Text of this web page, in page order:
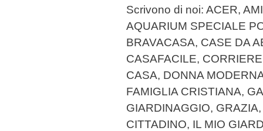
Scrivono di noi: ACER,
AQUARIUM SPECIALE
BRAVACASA, CASE DA
CASAFACILE,
CASA, DONNA
FAMIGLIA CRISTIANA,
GIARDINAGGIO,
CITTADINO, IL MIO